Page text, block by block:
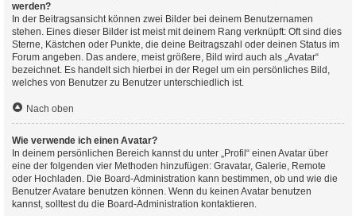
werden?
In der Beitragsansicht können zwei Bilder bei deinem Benutzernamen
stehen. Eines dieser Bilder ist meist mit deinem Rang verknüpft: Oft sind dies
Sterne, Kästchen oder Punkte, die deine Beitragszahl oder deinen Status im
Forum angeben. Das andere, meist größere, Bild wird auch als „Avatar“
bezeichnet. Es handelt sich hierbei in der Regel um ein persönliches Bild,
welches von Benutzer zu Benutzer unterschiedlich ist.
Nach oben
Wie verwende ich einen Avatar?
In deinem persönlichen Bereich kannst du unter „Profil“ einen Avatar über
eine der folgenden vier Methoden hinzufügen: Gravatar, Galerie, Remote
oder Hochladen. Die Board-Administration kann bestimmen, ob und wie die
Benutzer Avatare benutzen können. Wenn du keinen Avatar benutzen
kannst, solltest du die Board-Administration kontaktieren.